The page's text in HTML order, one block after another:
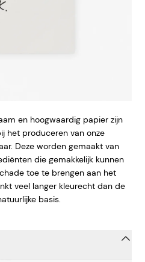
en hoogwaardig papier zijn
het produceren van onze
Deze worden gemaakt van
die gemakkelijk kunnen
toe te brengen aan het
veel langer kleurecht dan de
basis.